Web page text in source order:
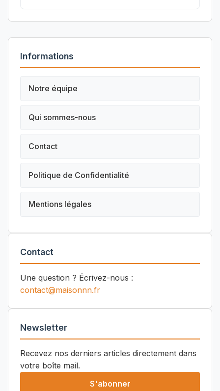
Informations
Notre équipe
Qui sommes-nous
Contact
Politique de Confidentialité
Mentions légales
Contact
Une question ? Écrivez-nous :
contact@maisonnn.fr
Newsletter
Recevez nos derniers articles directement dans
votre boîte mail.
S'abonner